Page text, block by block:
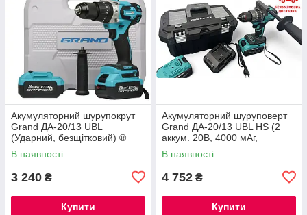
Акумуляторний шурупокрут
Grand ДА-20/13 UBL
(Ударний, безщітковий) ®
В наявності
3 240 ₴
Купити
Акумуляторний шуруповерт
Grand ДА-20/13 UBL HS (2
аккум. 20В, 4000 мАг,
Безщітковий, КЕЙС, ЧЕХІЯ) ®
В наявності
4 752 ₴
Купити